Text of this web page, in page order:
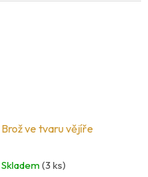
Brož ve tvaru vějíře
Skladem(3 ks)